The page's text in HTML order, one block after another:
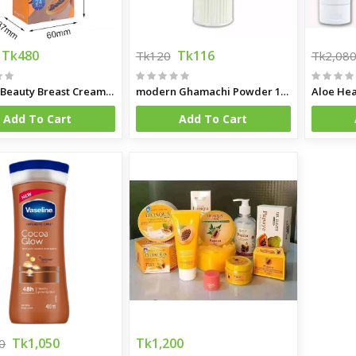
Tk480
Papaya Beauty Breast Cream Firming Lifting Tight Chest Massage Breast Enlargment Cream
Add To Cart
Tk120 Tk116
modern Ghamachi Powder 100 gm
Add To Cart
Tk2,080
Aloe
Tk1,050 Tk1,200